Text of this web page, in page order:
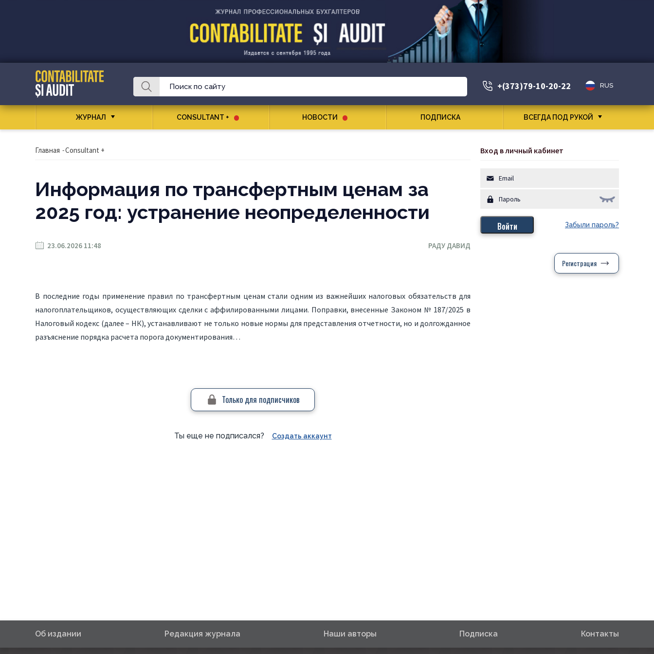
+(373)79-10-20-22 RUS
ЖУРНАЛ CONSULTANT + НОВОСТИ ПОДПИСКА ВСЕГДА ПОД РУКОЙ
Главная -Consultant +
Информация по трансфертным ценам за
2025 год: устранение неопределенности
23.06.2026 11:48 РАДУ ДАВИД
В последние годы применение правил по трансфертным ценам стали одним из важнейших налоговых обязательств для
налогоплательщиков, осуществляющих сделки с аффилированными лицами. Поправки, внесенные Законом № 187/2025 в
Налоговый кодекс (далее – НК), устанавливают не только новые нормы для представления отчетности, но и долгожданное
разъяснение порядка расчета порога документирования…
Только для подписчиков
Ты еще не подписался? Создать аккаунт
Вход в личный кабинет
Забыли пароль?
Регистрация
Об издании Редакция журнала Наши авторы Подписка Контакты